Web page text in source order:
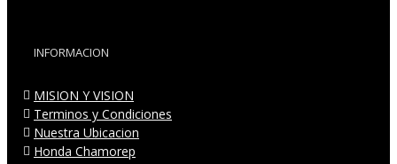
INFORMACION
MISION Y VISION
Terminos y Condiciones
Nuestra Ubicacion
Honda Chamorep